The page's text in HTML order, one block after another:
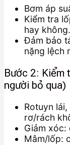
Bơm áp
Kiểm tra
hay không.
Đảm bảo
nặng lệch
Bước 2: Kiểm
người bỏ qua)
Rotuyn
rơ/rách
Giảm xóc:
Mâm/lốp: